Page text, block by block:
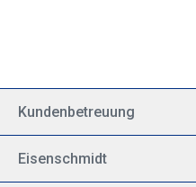
Kombination auf Ihrem
Steuerhorn zu nutzen. Unvergleichliche Flexibilität für
weltweite IFR-Flüge
Lochung Volumensparendes Papier
dieses Manuals: Faröer
Kundenbetreuung
Eisenschmidt